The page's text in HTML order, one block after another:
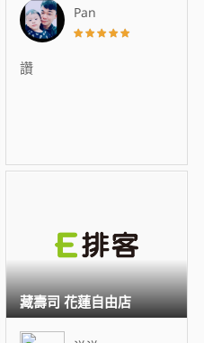
Pan
讚
藏壽司 花蓮自由店